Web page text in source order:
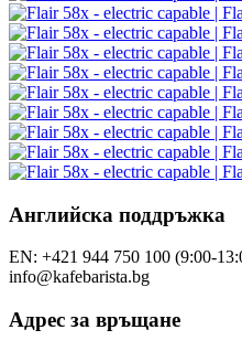
Английска поддръжка
EN: +421 944 750 100 (9:00-
info@kafebarista.bg
Адрес за връщане